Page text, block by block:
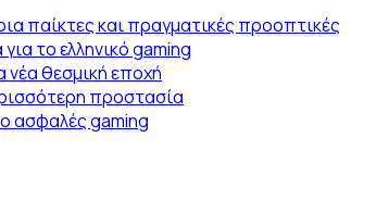
παίκτες και πραγματικές προοπτικές
το ελληνικό gaming
θεσμική εποχή
προστασία
ασφαλές gaming